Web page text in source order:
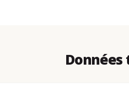
Données